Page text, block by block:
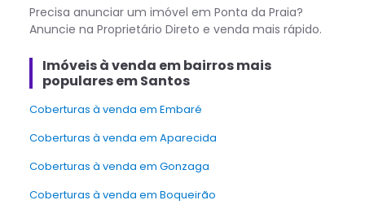
Precisa anunciar um imóvel em Ponta da Praia?
Anuncie na Proprietário Direto e venda mais rápido.
Imóveis à venda em bairros mais
populares em Santos
Coberturas à venda em Embaré
Coberturas à venda em Aparecida
Coberturas à venda em Gonzaga
Coberturas à venda em Boqueirão